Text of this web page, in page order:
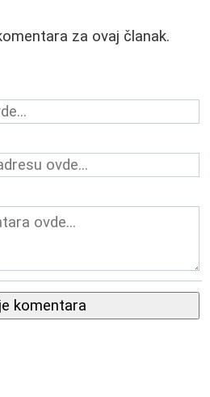
za ovaj članak.
komentara